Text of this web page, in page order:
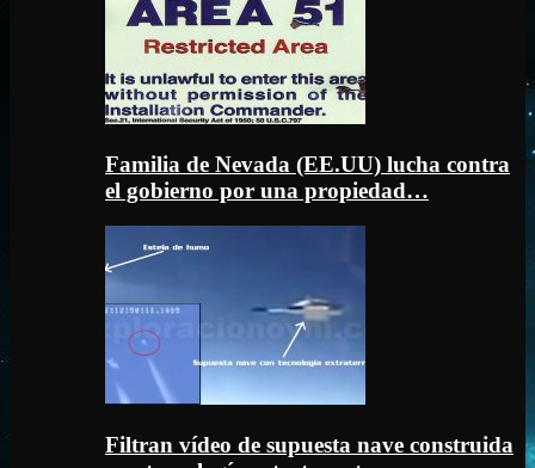
Familia de Nevada (EE.UU) lucha contra
el gobierno por una propiedad…
Filtran vídeo de supuesta nave construida